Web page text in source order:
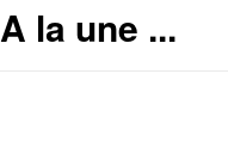
A la une ...